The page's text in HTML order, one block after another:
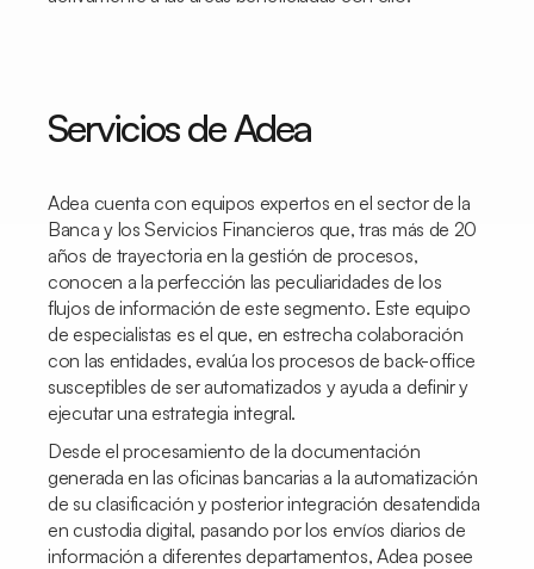
Servicios de Adea
Adea cuenta con equipos expertos en el sector de la
Banca y los Servicios Financieros que, tras más de 20
años de trayectoria en la gestión de procesos,
conocen a la perfección las peculiaridades de los
flujos de información de este segmento. Este equipo
de especialistas es el que, en estrecha colaboración
con las entidades, evalúa los procesos deback-office
susceptibles de ser automatizados y ayuda a definir y
ejecutar una estrategia integral.
Desde el procesamiento de la documentación
generada en las oficinas bancarias a la automatización
de su clasificación y posterior integración desatendida
en custodia digital, pasando por los envíos diarios de
información a diferentes departamentos, Adea posee